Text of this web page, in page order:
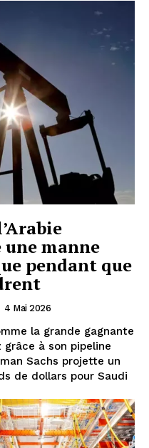
manne
pendant que
4 Mai 2026
la grande gagnante
à son pipeline
Sachs projette un
de dollars pour Saudi